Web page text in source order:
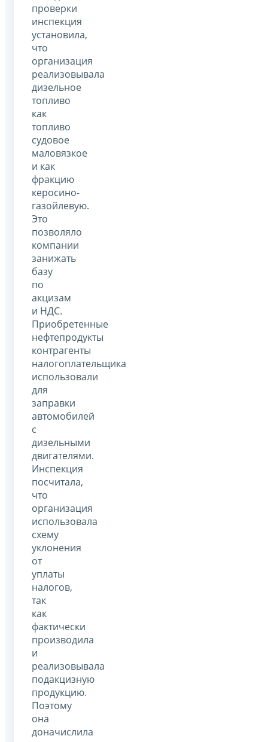
проверки
инспекция
установила,
что
организация
реализовывала
дизельное
топливо
как
топливо
судовое
маловязкое
и как
фракцию
керосино-
газойлевую.
Это
позволяло
компании
занижать
базу
по
акцизам
и НДС.
Приобретенные
нефтепродукты
контрагенты
налогоплательщика
использовали
для
заправки
автомобилей
с
дизельными
двигателями.
Инспекция
посчитала,
что
организация
использовала
схему
уклонения
от
уплаты
налогов,
так
как
фактически
производила
и
реализовывала
подакцизную
продукцию.
Поэтому
она
доначислила